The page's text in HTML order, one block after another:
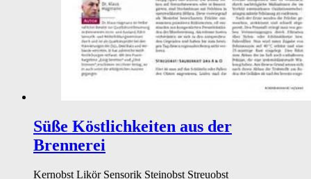
Süße Köstlichkeiten aus der
Brennerei
Kernobst Likör Sensorik Steinobst Streuobst